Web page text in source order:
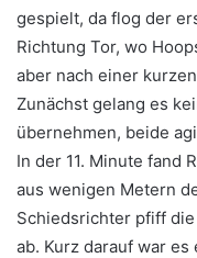
gespielt, da flog der
Richtung Tor, wo
aber nach einer
Zunächst gelang es
übernehmen, beide
In der 11. Minute fand
aus wenigen Metern
Schiedsrichter pfiff
ab. Kurz darauf war